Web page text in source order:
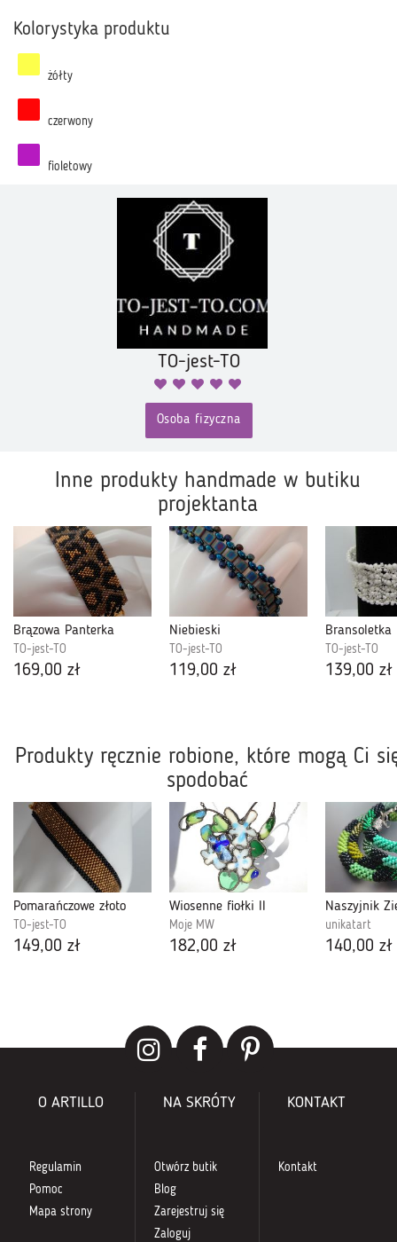
Kolorystyka produktu
żółty
czerwony
fioletowy
TO-jest-TO
Osoba fizyczna
Inne produkty handmade w butiku
projektanta
Brązowa Panterka
TO-jest-TO
169,00 zł
Niebieski
TO-jest-TO
119,00 zł
Bransoletka
TO-jest-TO
139,00 zł
Produkty ręcznie robione, które mogą Ci
spodobać
Pomarańczowe złoto
TO-jest-TO
149,00 zł
Wiosenne fiołki II
Moje MW
182,00 zł
unikatart
140,00 zł
O ARTILLO
Regulamin
Pomoc
Mapa strony
NA SKRÓTY
Otwórz butik
Blog
Zarejestruj się
Zaloguj
KONTAKT
Kontakt